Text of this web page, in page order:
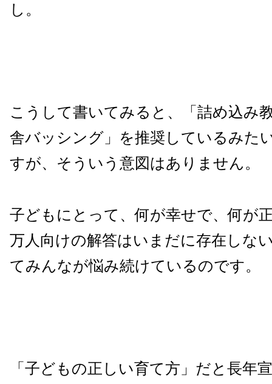
し。
こうして書いてみると、「詰め込み
舎バッシング」を推奨しているみた
すが、そういう意図はありません。
子どもにとって、何が幸せで、何が
万人向けの解答はいまだに存在しな
てみんなが悩み続けているのです。
「子どもの正しい育て方」だと長年